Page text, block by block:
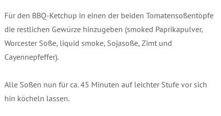
Für den BBQ-Ketchup in einen der beiden Tomatensoßentöpfe
die restlichen Gewürze hinzugeben (smoked Paprikapulver,
Worcester Soße, liquid smoke, Sojasoße, Zimt und
Cayennepfeffer).
Alle Soßen nun für ca. 45 Minuten auf leichter Stufe vor sich
hin köcheln lassen.